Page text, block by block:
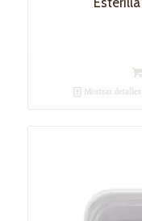
Mostrar detalles